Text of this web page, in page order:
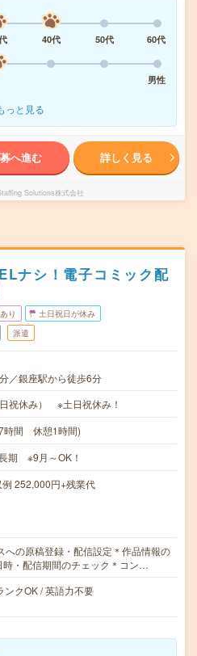
40代 50代
60代
男性
っと見る
へ進む 詳しく見る
Solutions株式会社
ナシ！電子コミック配
り 土日祝日が休み
派遣
／銀座駅から徒歩6分
祝休み） ※土日祝休み！
時間 休憩1時間)
期 ※9月～OK！
252,000円+残業代
への原稿登録・配信設定＊作品情報の
時・配信期間のチェック＊コン…
ンクOK / 英語力不要